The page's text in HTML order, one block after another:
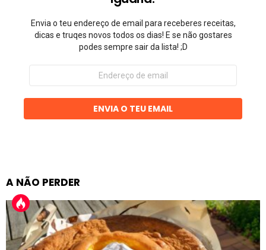
Envia o teu endereço de email para receberes receitas,
dicas e truqes novos todos os dias! E se não gostares
podes sempre sair da lista! ;D
Endereço
email
ENVIA O TEU EMAIL
A NÃO PERDER